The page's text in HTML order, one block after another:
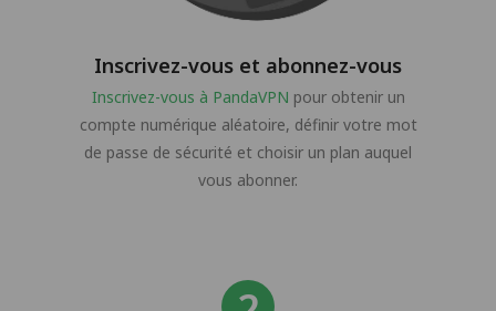
Inscrivez-vous et abonnez-vous
Inscrivez-vous à PandaVPN pour obtenir un
compte numérique aléatoire, définir votre mot
de passe de sécurité et choisir un plan auquel
vous abonner.